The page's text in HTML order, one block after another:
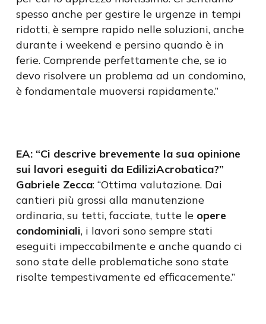
spesso anche per gestire le urgenze in tempi
ridotti, è sempre rapido nelle soluzioni, anche
durante i weekend e persino quando è in
ferie. Comprende perfettamente che, se io
devo risolvere un problema ad un condomino,
è fondamentale muoversi rapidamente.”
EA: “Ci descrive brevemente la sua opinione
sui lavori eseguiti da EdiliziAcrobatica?”
Gabriele Zecca: “Ottima valutazione. Dai
cantieri più grossi alla manutenzione
ordinaria, su tetti, facciate, tutte le opere
condominiali, i lavori sono sempre stati
eseguiti impeccabilmente e anche quando ci
sono state delle problematiche sono state
risolte tempestivamente ed efficacemente.”